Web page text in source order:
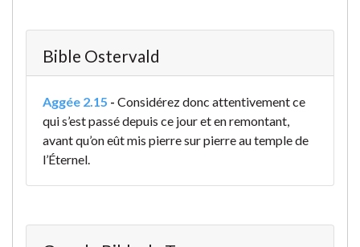
Bible Ostervald
Aggée 2.15 - Considérez donc attentivement ce
qui s’est passé depuis ce jour et en remontant,
avant qu’on eût mis pierre sur pierre au temple de
l’Éternel.